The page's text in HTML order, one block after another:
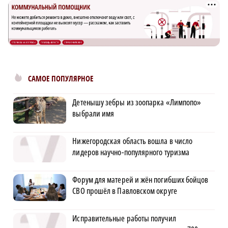
САМОЕ ПОПУЛЯРНОЕ
Детенышу зебры из зоопарка «Лимпопо»
выбрали имя
Нижегородская область вошла в число
лидеров научно-популярного туризма
Форум для матерей и жён погибших бойцов
СВО прошёл в Павловском округе
Исправительные работы получил